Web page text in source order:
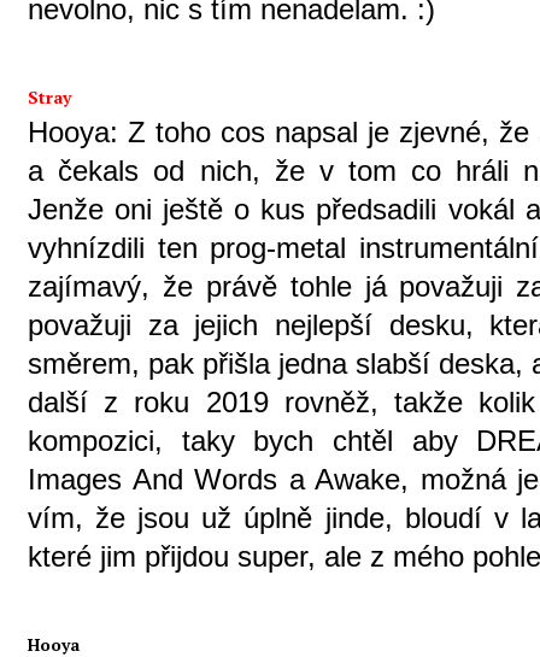
nevolno, nic s tím nenadelam. :)
Stray
Hooya: Z toho cos napsal je zjevné,
a čekals od nich, že v tom co hráli
Jenže oni ještě o kus předsadili vokál
vyhnízdili ten prog-metal
zajímavý, že právě tohle já považuji
považuji za jejich nejlepší desku,
směrem, pak přišla jedna slabší deska,
další z roku 2019 rovněž, takže
kompozici, taky bych chtěl aby
Images And Words a Awake, možná
vím, že jsou už úplně jinde, bloudí v
které jim přijdou super, ale z mého
Hooya